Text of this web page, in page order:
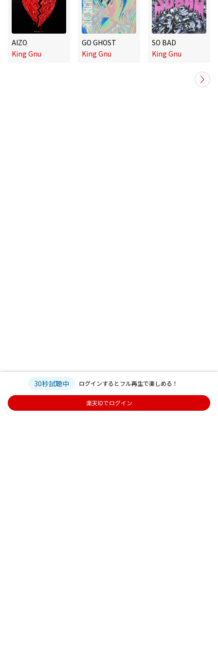
AIZO
King Gnu
GO GHOST
King Gnu
SO BAD
King Gnu
30秒試聴中 ログインするとフル再生で楽しめる！
楽天IDでログイン